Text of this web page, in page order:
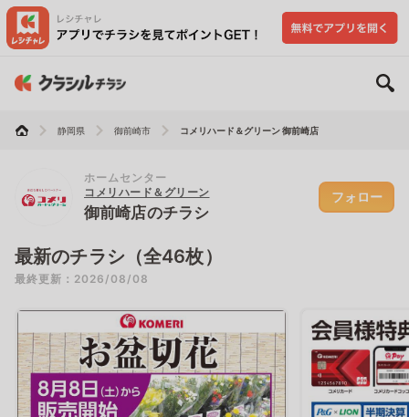
静岡県 御前崎市 コメリハード＆グリーン 御前崎店
ホームセンター
コメリハード＆グリーン
御前崎店のチラシ
フォロー
最新のチラシ（全46枚）
最終更新：2026/08/08